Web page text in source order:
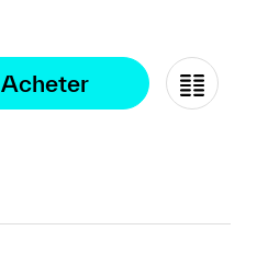
Acheter